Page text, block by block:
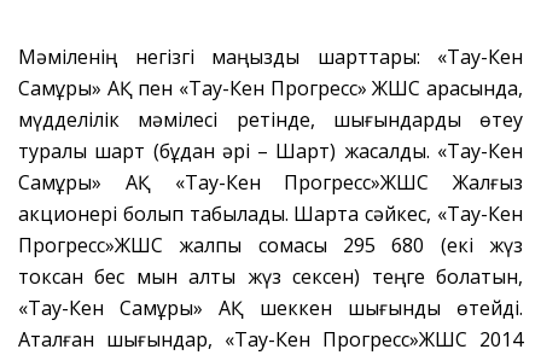
Мәміленің негізгі маңызды шарттары: «Тау-Кен
Самұрық» АҚ пен «Тау-Кен Прогресс» ЖШС арасында,
мүдделілік мәмілесі ретінде, шығындарды өтеу
туралы шарт (бұдан әрі – Шарт) жасалды. «Тау-Кен
Самұрық» АҚ «Тау-Кен Прогресс»ЖШС Жалғыз
акционері болып табылады. Шартқа сәйкес, «Тау-Кен
Прогресс»ЖШС жалпы сомасы 295 680 (екі жүз
токсан бес мын алты жүз сексен) теңге болатын,
«Тау-Кен Самұрық» АҚ шеккен шығынды өтейді.
Аталған шығындар, «Тау-Кен Прогресс»ЖШС 2014